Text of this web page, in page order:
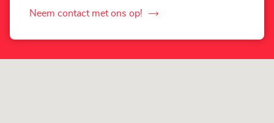
Module
Neem contact met ons op!
de
Module